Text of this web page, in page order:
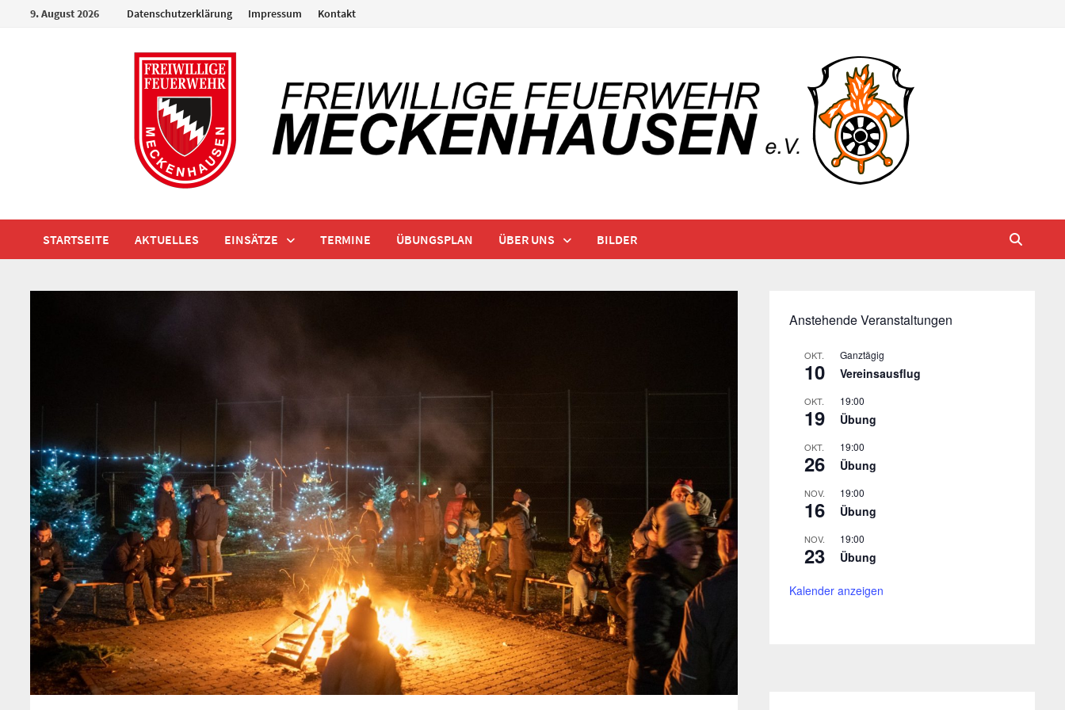
9. August 2026 Datenschutzerklärung Impressum Kontakt
STARTSEITE AKTUELLES EINSÄTZE TERMINE ÜBUNGSPLAN ÜBER UNS BILDER
Anstehende Veranstaltungen
OKT.
10
Ganztägig
Vereinsausflug
OKT.
19
19:00
Übung
OKT.
26
19:00
Übung
NOV.
16
19:00
Übung
NOV.
23
19:00
Übung
Kalender anzeigen